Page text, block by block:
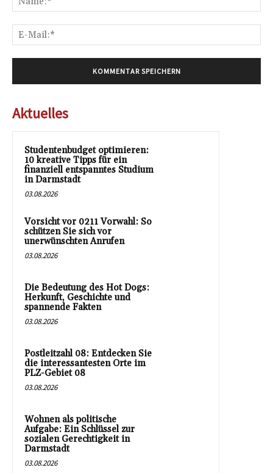
Aktuelles
Studentenbudget optimieren:
10 kreative Tipps für ein
finanziell entspanntes Studium
in Darmstadt
03.08.2026
Vorsicht vor 0211 Vorwahl: So
schützen Sie sich vor
unerwünschten Anrufen
03.08.2026
Die Bedeutung des Hot Dogs:
Herkunft, Geschichte und
spannende Fakten
03.08.2026
Postleitzahl 08: Entdecken Sie
die interessantesten Orte im
PLZ-Gebiet 08
03.08.2026
Wohnen als politische
Aufgabe: Ein Schlüssel zur
sozialen Gerechtigkeit in
Darmstadt
03.08.2026